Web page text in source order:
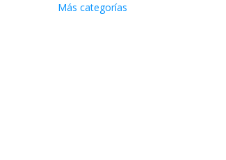
Más categorías